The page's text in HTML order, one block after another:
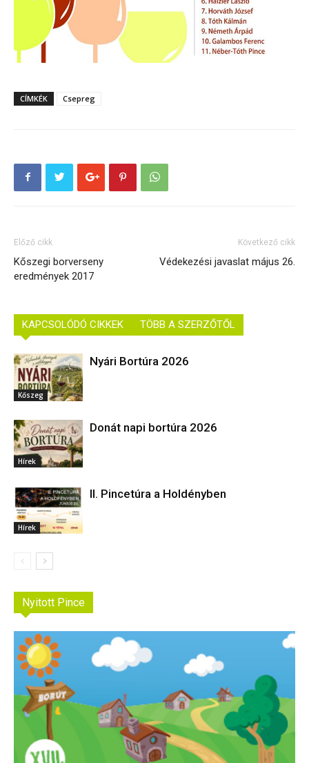
CÍMKÉK Csepreg
Előző cikk
Kőszegi borverseny
eredmények 2017
Következő cikk
Védekezési javaslat május 26.
KAPCSOLÓDÓ CIKKEK TÖBB A SZERZŐTŐL
Kőszeg
Nyári Bortúra 2026
Hírek
Donát napi bortúra 2026
Hírek
II. Pincetúra a Holdényben
Nyitott Pince